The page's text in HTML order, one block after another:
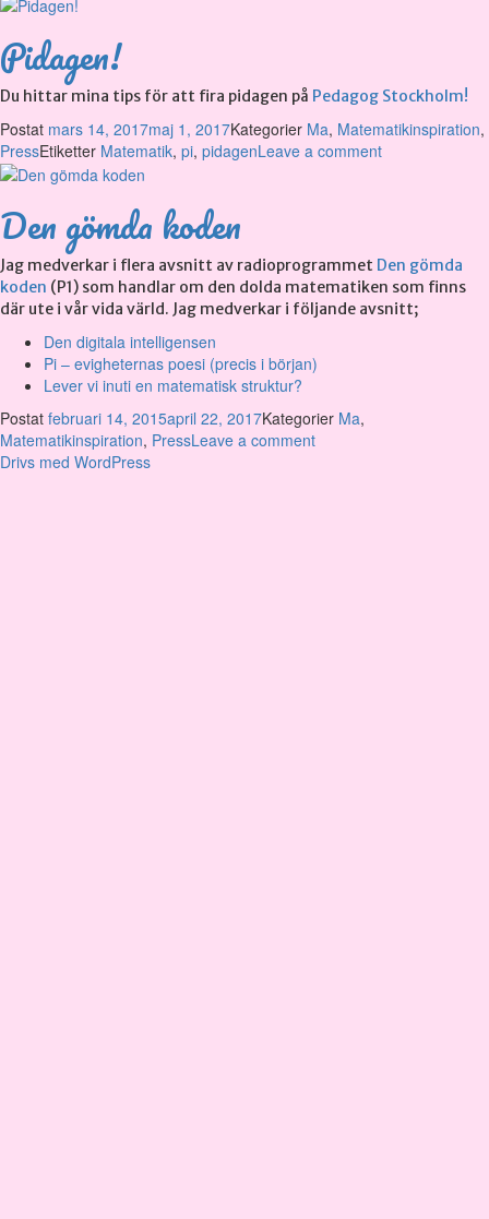
Pidagen!
Du hittar mina tips för att fira pidagen på Pedagog Stockholm!
Postat mars 14, 2017maj 1, 2017Kategorier Ma, Matematikinspiration,
PressEtiketter Matematik, pi, pidagenLeave a comment
Den gömda koden
Jag medverkar i flera avsnitt av radioprogrammet Den gömda
koden (P1) som handlar om den dolda matematiken som finns
där ute i vår vida värld. Jag medverkar i följande avsnitt;
Den digitala intelligensen
Pi – evigheternas poesi (precis i början)
Lever vi inuti en matematisk struktur?
Postat februari 14, 2015april 22, 2017Kategorier Ma,
Matematikinspiration, PressLeave a comment
Drivs med WordPress